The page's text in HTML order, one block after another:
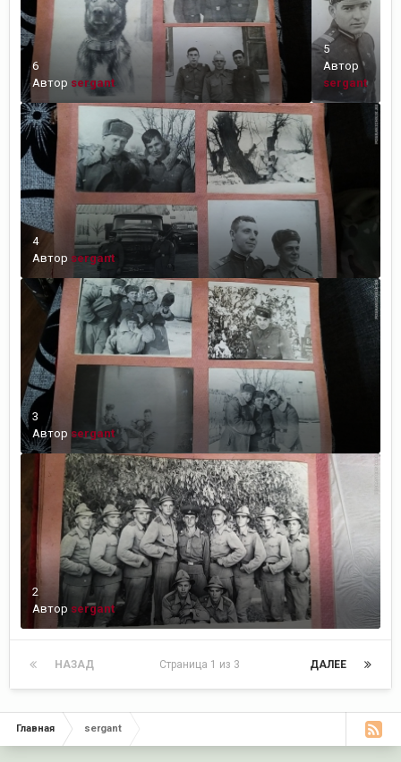
6
Автор sergant
5
Автор
sergant
4
Автор sergant
3
Автор sergant
2
Автор sergant
НАЗАД ДАЛЕЕ
Страница 1 из 3
Главная sergant